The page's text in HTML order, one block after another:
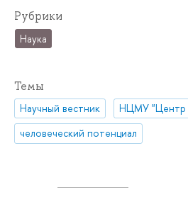
Рубрики
Наука
Темы
Научный вестник
человеческий потенциал